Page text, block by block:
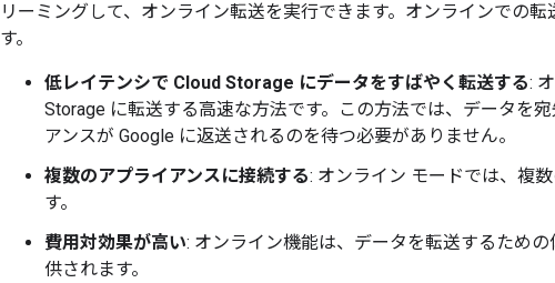
リーミングして、オンライン転送を実行できます。オンラインでの
す。
低レイテンシで Cloud Storage にデータをすばやく転送する:
Storage に転送する高速な方法です。この方法では、データを
アンスが Google に返送されるのを待つ必要がありません。
複数のアプライアンスに接続する: オンライン モードでは、複
す。
費用対効果が高い: オンライン機能は、データを転送するため
供されます。